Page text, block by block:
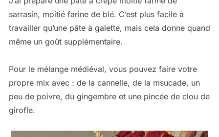
sarrasin, moitié farine de blé. C’est plus facile à
travailler qu’une pâte à galette, mais cela donne quand
même un goût supplémentaire.
Pour le mélange médiéval, vous pouvez faire votre
propre mix avec : de la cannelle, de la msucade, un
peu de poivre, du gingembre et une pincée de clou de
girofle.